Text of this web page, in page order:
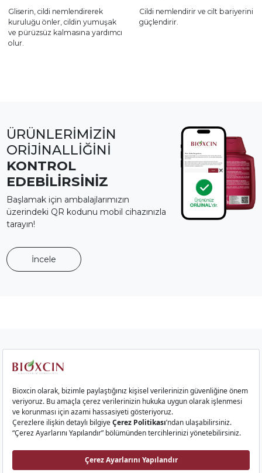
Gliserin, cildi nemlendirerek
kuruluğu önler, cildin yumuşak
ve pürüzsüz kalmasına yardımcı
olur.
Cildi nemlendirir ve cilt bariyerini
güçlendirir.
ÜRÜNLERİMİZİN
ORİJİNALLİĞİNİ
KONTROL
EDEBİLİRSİNİZ
Başlamak için ambalajlarımızın
üzerindeki QR kodunu mobil cihazınızla
tarayın!
İncele
Kurumsal
Cilt Ürünleri
Gıda Takviyeleri
İletişim